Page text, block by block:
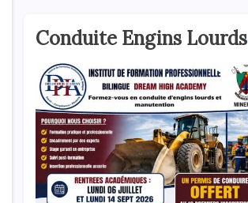
Conduite Engins Lourds